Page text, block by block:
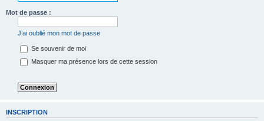
Mot de passe :
J’ai oublié mon mot de passe
Se souvenir de moi
Masquer ma présence lors de cette session
INSCRIPTION